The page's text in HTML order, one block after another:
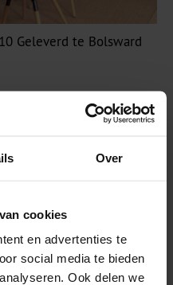
Over
cookies
en advertenties te
social media te bieden
Ook delen we
Geleverd te Bolsward
7840 geleverd in